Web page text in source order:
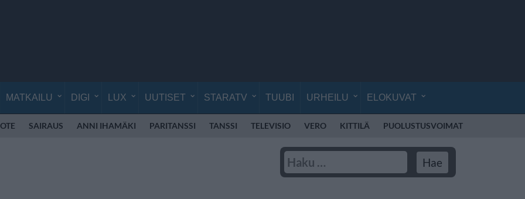
MATKAILU DIGI LUX UUTISET STARATV TUUBI URHEILU ELOKUVAT
SAIRAUS ANNI IHAMÄKI PARITANSSI TANSSI TELEVISIO VERO KITTILÄ PUOLUSTUSVOIMAT